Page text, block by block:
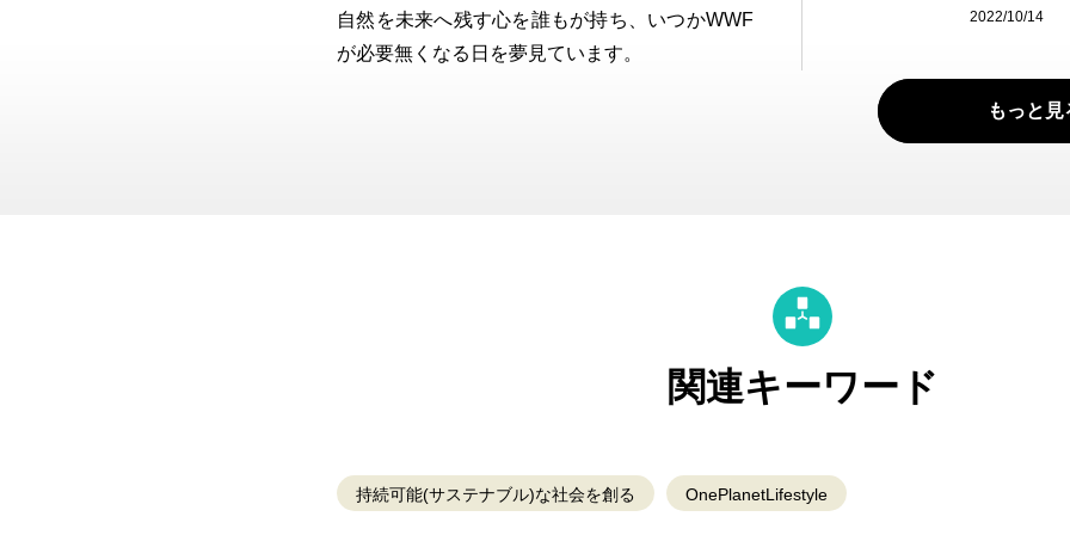
自然を未来へ残す心を誰もが持ち、いつかWWF
が必要無くなる日を夢見ています。
2022/10/14
もっと見
関連キーワード
持続可能(サステナブル)な社会を創る OnePlanetLifestyle